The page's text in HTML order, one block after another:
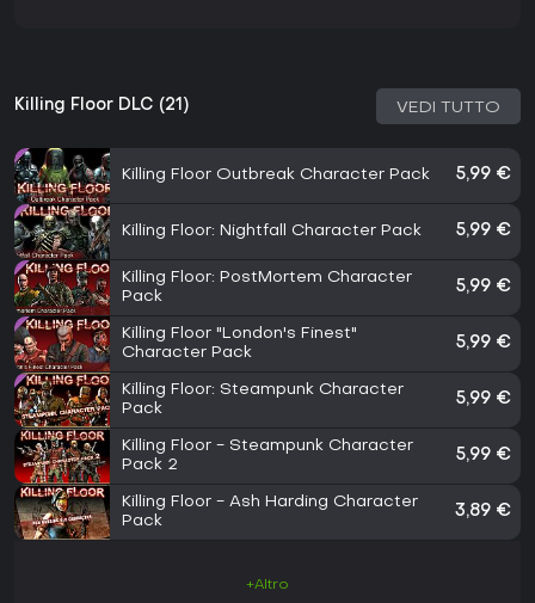
Killing Floor DLC (21) VEDI TUTTO
Killing Floor Outbreak Character Pack 5,99 €
Killing Floor: Nightfall Character Pack 5,99 €
Killing Floor: PostMortem Character
Pack
5,99 €
Killing Floor "London's Finest"
Character Pack
5,99 €
Killing Floor: Steampunk Character
Pack
5,99 €
Killing Floor - Steampunk Character
Pack 2
5,99 €
Killing Floor - Ash Harding Character
Pack
3,89 €
+Altro